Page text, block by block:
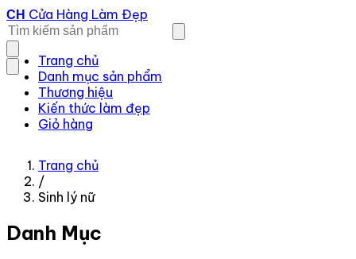
CH Cửa Hàng Làm Đẹp
Trang chủ
Danh mục sản phẩm
Thương hiệu
Kiến thức làm đẹp
Giỏ hàng
Trang chủ
/
Sinh lý nữ
Danh Mục